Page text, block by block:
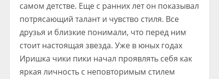
самом детстве. Еще с ранних лет он показывал
потрясающий талант и чувство стиля. Все
друзья и близкие понимали, что перед ним
стоит настоящая звезда. Уже в юных годах
Иришка чики пики начал проявлять себя как
яркая личность с неповторимым стилем